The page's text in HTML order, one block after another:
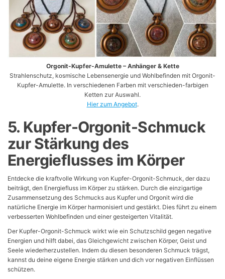
Orgonit-Kupfer-Amulette – Anhänger & Kette
Strahlenschutz, kosmische Lebensenergie und Wohlbefinden mit Orgonit-
Kupfer-Amulette. In verschiedenen Farben mit verschieden-farbigen
Ketten zur Auswahl.
Hier zum Angebot.
5. Kupfer-Orgonit-Schmuck
zur Stärkung des
Energieflusses im Körper
Entdecke die kraftvolle Wirkung von Kupfer-Orgonit-Schmuck, der dazu
beiträgt, den Energiefluss im Körper zu stärken. Durch die einzigartige
Zusammensetzung des Schmucks aus Kupfer und Orgonit wird die
natürliche Energie im Körper harmonisiert und gestärkt. Dies führt zu einem
verbesserten Wohlbefinden und einer gesteigerten Vitalität.
Der Kupfer-Orgonit-Schmuck wirkt wie ein Schutzschild gegen negative
Energien und hilft dabei, das Gleichgewicht zwischen Körper, Geist und
Seele wiederherzustellen. Indem du diesen besonderen Schmuck trägst,
kannst du deine eigene Energie stärken und dich vor negativen Einflüssen
schützen.